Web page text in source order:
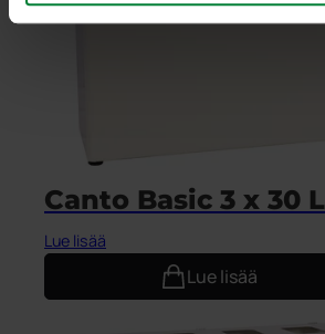
Canto Basic 3 x 30 L
Lue lisää
Lue lisää